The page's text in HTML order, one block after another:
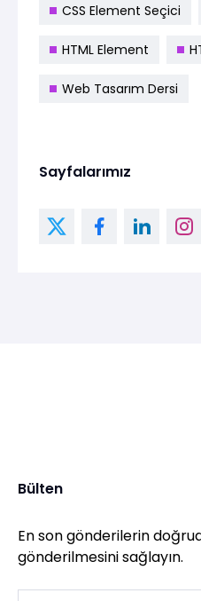
CSS Element Seçici
HTML Element
Web Tasarım Dersi
Sayfalarımız
Bülten
En son gönderilerin
gönderilmesini sağlayın.